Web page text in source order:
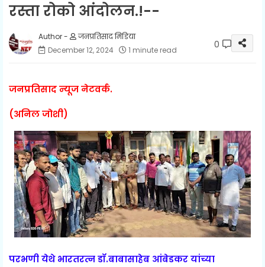
रस्ता रोको आंदोलन.!--
जनप्रतिसाद मिडिया
December 12, 2024
1 minute read 0
जनप्रतिसाद न्यूज नेटवर्क.
(अनिल जोशी)
परभणी येथे भारतरत्न डॉ.बाबासाहेब आंबेडकर यांच्या